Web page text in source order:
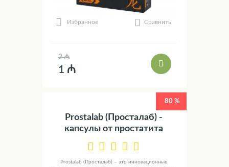
Избранное Сравнить
2 ₼
1 ₼
80 %
Prostalab (Просталаб) -
капсулы от простатита
Prostalab (Просталаб) – это инновационные